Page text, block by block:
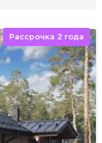
Рассрочка 2 года